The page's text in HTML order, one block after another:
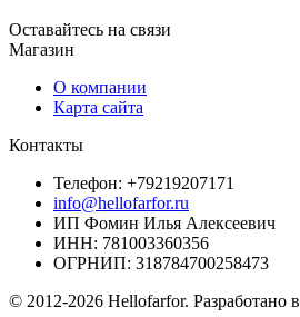
Оставайтесь на связи
Магазин
О компании
Карта сайта
Контакты
Телефон: +79219207171
info@hellofarfor.ru
ИП Фомин Илья Алексеевич
ИНН: 781003360356
ОГРНИП: 318784700258473
© 2012-2026 Hellofarfor. Разработано в